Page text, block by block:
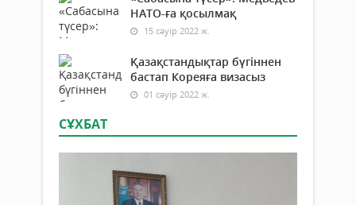
НАТО-ға қосылмақ
15 сәуір 2022 ж.
Қазақстандықтар бүгіннен
бастап Кореяға визасыз
01 сәуір 2022 ж.
СҰХБАТ